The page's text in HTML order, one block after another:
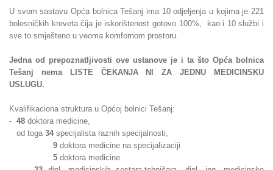
U svom sastavu Opća bolnica Tešanj ima 10 odjeljenja u kojima je 221
bolesničkih kreveta čija je iskorištenost gotovo 100%, kao i 10 službi i
sve to smješteno u veoma komfornom prostoru.
Jedna od prepoznatljivosti ove ustanove je i ta što Opća bolnica
Tešanj nema LISTE ČEKANJA NI ZA JEDNU MEDICINSKU
USLUGU.
Kvalifikaciona struktura u Općoj bolnici Tešanj:
- 48 doktora medicine,
od toga 34 specijalista raznih specijalnosti,
9 doktora medicine na specijalizaciji
5 doktora medicine